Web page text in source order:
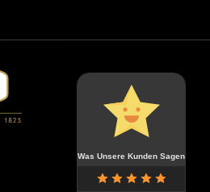
Was Unsere Kunden Sagen